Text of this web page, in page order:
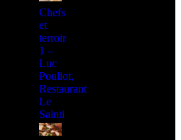
Chefs
et
terroir
1 –
Luc
Pouliot,
Restaurant
Le
Sainti